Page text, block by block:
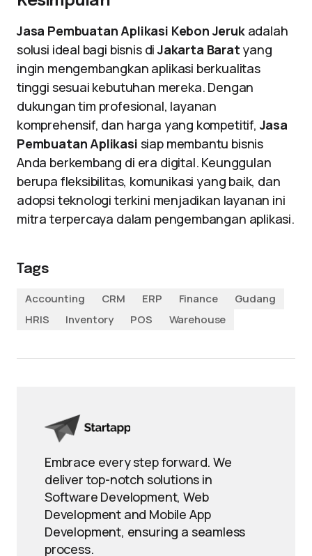
Jasa Pembuatan Aplikasi Kebon Jerukadalah
solusi ideal bagi bisnis diJakarta Barat yang
ingin mengembangkan aplikasi berkualitas
tinggi sesuai kebutuhan mereka. Dengan
dukungan tim profesional, layanan
komprehensif, dan harga yang kompetitif,Jasa
Pembuatan Aplikasi siap membantu bisnis
Anda berkembang di era digital. Keunggulan
berupa fleksibilitas, komunikasi yang baik, dan
adopsi teknologi terkini menjadikan layanan ini
mitra terpercaya dalam pengembangan aplikasi.
Tags
Accounting
CRM ERP Finance
Gudang
HRIS
Inventory POS Warehouse
Embrace every step forward. We
deliver top-notch solutions in
Software Development, Web
Development and Mobile App
Development, ensuring a seamless
process.